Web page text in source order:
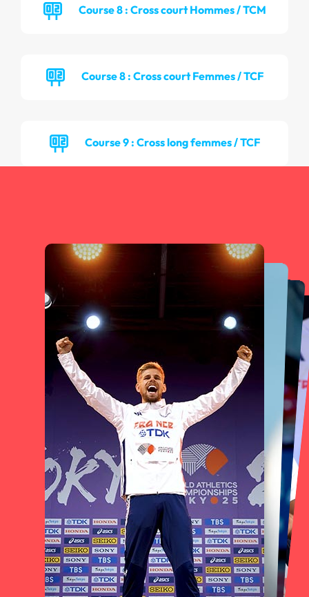
Course 8 : Cross court Hommes / TCM
Course 8 : Cross court Femmes / TCF
Course 9 : Cross long femmes / TCF